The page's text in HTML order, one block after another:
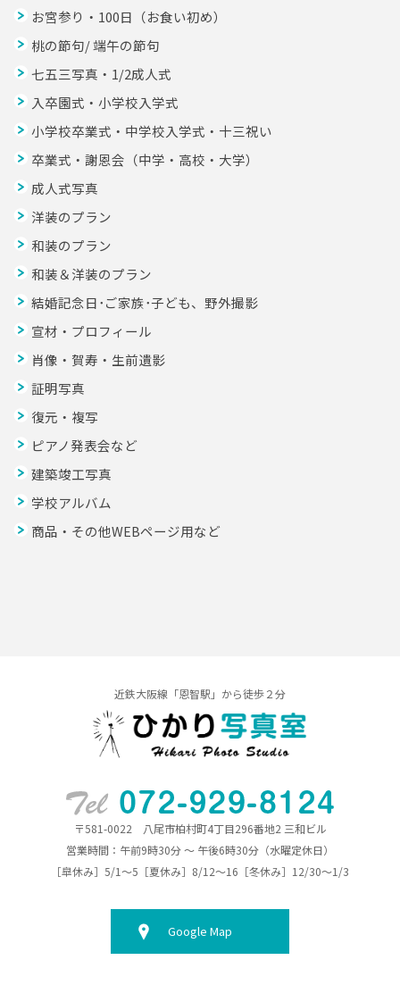
お宮参り・100日（お食い初め）
桃の節句/ 端午の節句
七五三写真・1/2成人式
入卒園式・小学校入学式
小学校卒業式・中学校入学式・十三祝い
卒業式・謝恩会（中学・高校・大学）
成人式写真
洋装のプラン
和装のプラン
和装＆洋装のプラン
結婚記念日･ご家族･子ども、野外撮影
宣材・プロフィール
肖像・賀寿・生前遺影
証明写真
復元・複写
ピアノ発表会など
建築竣工写真
学校アルバム
商品・その他WEBページ用など
近鉄大阪線「恩智駅」から徒歩２分
〒581-0022 八尾市柏村町4丁目296番地2 三和ビル
営業時間：午前9時30分 ～ 午後6時30分（水曜定休日）
［皐休み］5/1～5［夏休み］8/12～16［冬休み］12/30～1/3
Google Map